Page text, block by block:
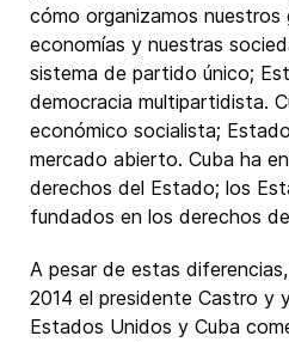
cómo organizamos nuestros
economías y nuestras
sistema de partido único;
democracia multipartidista.
económico socialista;
mercado abierto. Cuba ha
derechos del Estado; los
fundados en los derechos
A pesar de estas
2014 el presidente Castro y
Estados Unidos y Cuba